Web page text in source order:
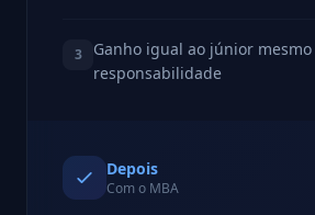
3
Ganho igual ao júnior mesmo
responsabilidade
Depois
Com o MBA